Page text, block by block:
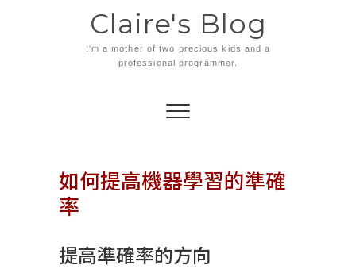
Claire's Blog
I'm a mother of two precious kids and a
professional programmer.
如何提高機器學習的準確
率
提高準確率的方向